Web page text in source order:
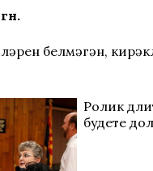
белмәгән,
Ролик
будете